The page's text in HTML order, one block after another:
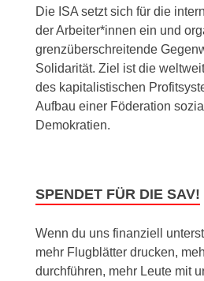
Die ISA setzt sich für die
der Arbeiter*innen ein und
grenzüberschreitende
Solidarität. Ziel ist die
des kapitalistischen
Aufbau einer Föderation
Demokratien.
SPENDET FÜR DIE SAV!
Wenn du uns finanziell
mehr Flugblätter drucken,
durchführen, mehr Leute mit